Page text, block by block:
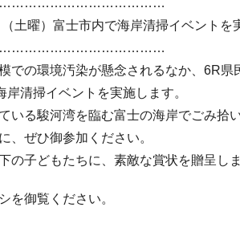
土曜）富士市内で海岸清掃イベントを
での環境汚染が懸念されるなか、6R県
清掃イベントを実施します。
いる駿河湾を臨む富士の海岸でごみ拾
、ぜひ御参加ください。
の子どもたちに、素敵な賞状を贈呈しま
御覧ください。